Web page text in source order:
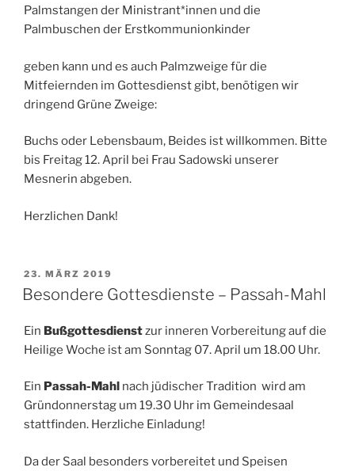
Palmstangen der Ministrant*innen und die
Palmbuschen der Erstkommunionkinder
geben kann und es auch Palmzweige für die
Mitfeiernden im Gottesdienst gibt, benötigen wir
dringend Grüne Zweige:
Buchs oder Lebensbaum, Beides ist willkommen. Bitte
bis Freitag 12. April bei Frau Sadowski unserer
Mesnerin abgeben.
Herzlichen Dank!
VERÖFFENTLICHT
AM
23. MÄRZ 2019
Besondere Gottesdienste – Passah-Mahl
Ein Bußgottesdienstzur inneren Vorbereitung auf die
Heilige Woche ist am Sonntag 07. April um 18.00 Uhr.
Ein Passah-Mahl nach jüdischer Tradition wird am
Gründonnerstag um 19.30 Uhr im Gemeindesaal
stattfinden. Herzliche Einladung!
Da der Saal besonders vorbereitet und Speisen